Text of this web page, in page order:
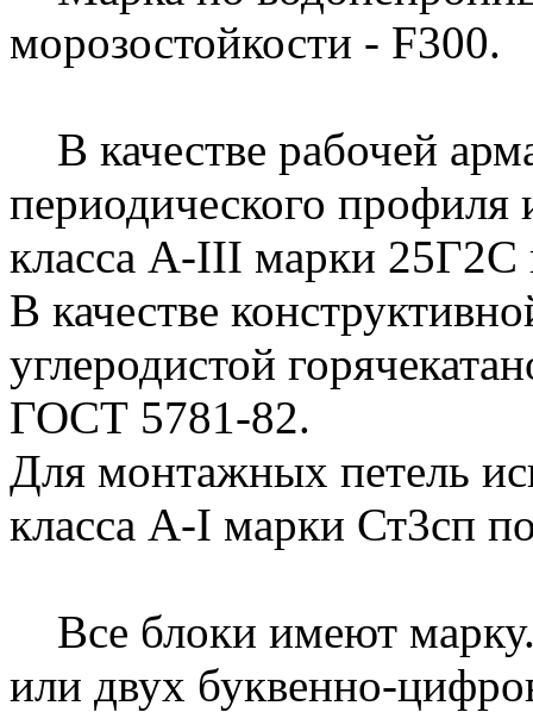
морозостойкости - F300.
В качестве рабочей
периодического профиля
класса А-III марки
В качестве
углеродистой
ГОСТ 5781-82.
Для монтажных петель
класса А-I марки Ст3сп
Все блоки имеют
или двух буквенно-